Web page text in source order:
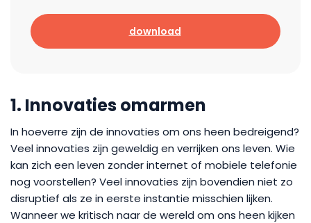
download
1. Innovaties omarmen
In hoeverre zijn de innovaties om ons heen bedreigend?
Veel innovaties zijn geweldig en verrijken ons leven. Wie
kan zich een leven zonder internet of mobiele telefonie
nog voorstellen? Veel innovaties zijn bovendien niet zo
disruptief als ze in eerste instantie misschien lijken.
Wanneer we kritisch naar de wereld om ons heen kijken